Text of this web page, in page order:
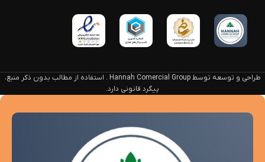
طراحی و توسعه توسط Hannah Comercial Group . استفاده از مطالب بدون ذکر منبع،
پیگرد قانونی دارد.